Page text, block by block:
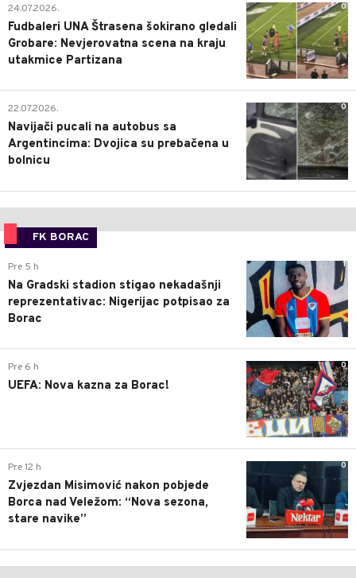
0
24.07.2026.
Fudbaleri UNA Štrasena šokirano gledali
Grobare: Nevjerovatna scena na kraju
utakmice Partizana
0
22.07.2026.
Navijači pucali na autobus sa
Argentincima: Dvojica su prebačena u
bolnicu
FK BORAC
1
Pre 5 h
Na Gradski stadion stigao nekadašnji
reprezentativac: Nigerijac potpisao za
Borac
0
Pre 6 h
UEFA: Nova kazna za Borac!
0
Pre 12 h
Zvjezdan Misimović nakon pobjede
Borca nad Veležom: “Nova sezona,
stare navike”